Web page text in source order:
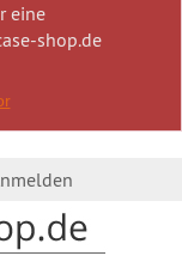
eine
shop.de